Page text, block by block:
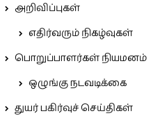
அறிவிப்புகள்
எதிர்வரும் நிகழ்வுகள்
பொறுப்பாளர்கள் நியமனம்
ஒழுங்கு நடவடிக்கை
துயர் பகிர்வுச் செய்திகள்